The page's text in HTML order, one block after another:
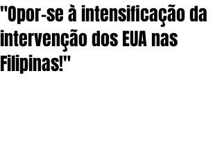
"Opor-se à intensificação da
intervenção dos EUA nas
Filipinas!"